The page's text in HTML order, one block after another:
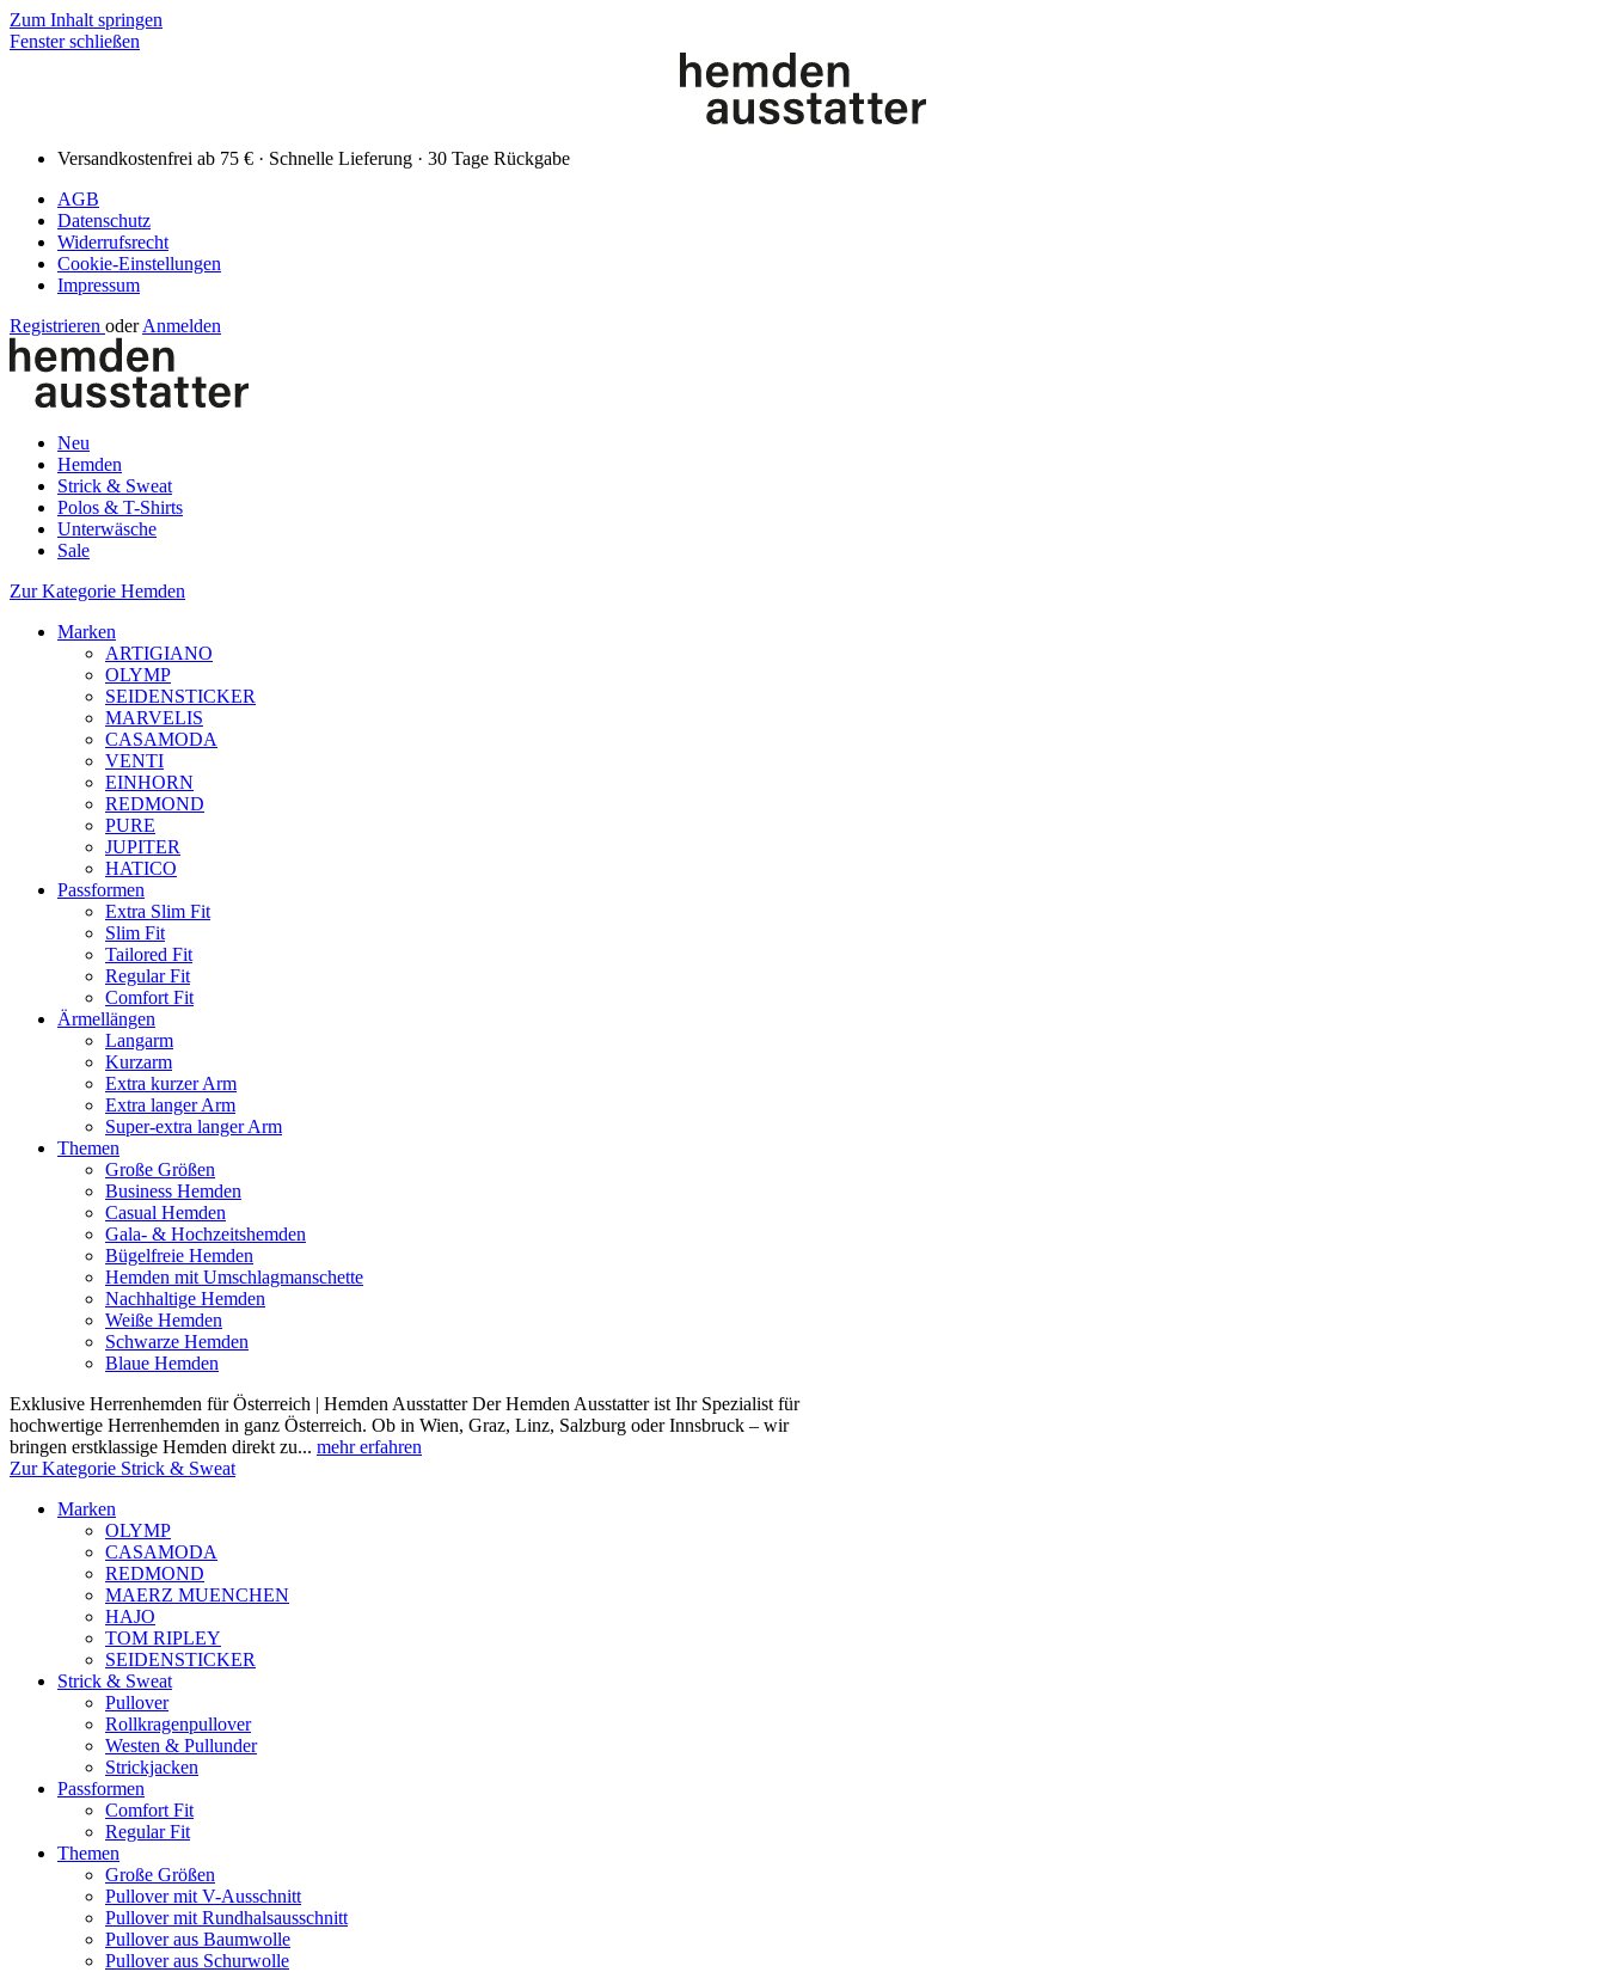
Zum Inhalt springen
Fenster schließen
Versandkostenfrei ab 75 € · Schnelle Lieferung · 30 Tage Rückgabe
AGB
Datenschutz
Widerrufsrecht
Cookie-Einstellungen
Impressum
Registrieren oder Anmelden
Neu
Hemden
Strick & Sweat
Polos & T-Shirts
Unterwäsche
Sale
Zur Kategorie Hemden
Marken
ARTIGIANO
OLYMP
SEIDENSTICKER
MARVELIS
CASAMODA
VENTI
EINHORN
REDMOND
PURE
JUPITER
HATICO
Passformen
Extra Slim Fit
Slim Fit
Tailored Fit
Regular Fit
Comfort Fit
Ärmellängen
Langarm
Kurzarm
Extra kurzer Arm
Extra langer Arm
Super-extra langer Arm
Themen
Große Größen
Business Hemden
Casual Hemden
Gala- & Hochzeitshemden
Bügelfreie Hemden
Hemden mit Umschlagmanschette
Nachhaltige Hemden
Weiße Hemden
Schwarze Hemden
Blaue Hemden
Exklusive Herrenhemden für Österreich | Hemden Ausstatter Der Hemden Ausstatter ist Ihr Spezialist für
hochwertige Herrenhemden in ganz Österreich. Ob in Wien, Graz, Linz, Salzburg oder Innsbruck – wir
bringen erstklassige Hemden direkt zu... mehr erfahren
Zur Kategorie Strick & Sweat
Marken
OLYMP
CASAMODA
REDMOND
MAERZ MUENCHEN
HAJO
TOM RIPLEY
SEIDENSTICKER
Strick & Sweat
Pullover
Rollkragenpullover
Westen & Pullunder
Strickjacken
Passformen
Comfort Fit
Regular Fit
Themen
Große Größen
Pullover mit V-Ausschnitt
Pullover mit Rundhalsausschnitt
Pullover aus Baumwolle
Pullover aus Schurwolle